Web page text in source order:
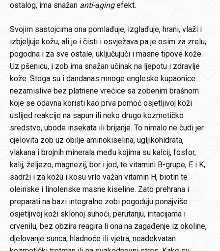
ostalog, ima snažan anti-agingefekt.
Svojim sastojcima ona pomlađuje, izglađuje, hrani, vlaži i
izbjeljuje kožu, ali je i čisti i osvježava pa je osim za zrelu,
pogodna i za sve ostale, uključujući i masne tipove kože.
Uz pšenicu, i zob ima snažan učinak na ljepotu i zdravlje
kože. Stoga su i dandanas mnoge engleske kupaonice
nezamislive bez platnene vrećice sa zobenim brašnom
koje se odavna koristi kao prva pomoć osjetljivoj koži
uslijed reakcije na sapun ili neko drugo kozmetičko
sredstvo, ubode insekata ili brijanje. To nimalo ne čudi jer
cjelovita zob uz obilje aminokiselina, ugljikohidrata,
vlakana i brojnih minerala među kojima su kalcij, fosfor,
kalij, željezo, magnezij, bor i jod, te vitamini B-grupe, E i K,
sadrži i za kožu i kosu vrlo važan vitamin H, biotin te
oleinske i linolenske masne kiseline. Zato prehrana i
preparati na bazi integralne zobi pogoduju ponajviše
osjetljivoj koži sklonoj suhoći, perutanju, iritacijama i
crvenilu, bez obzira reagira li ona na zagađenje iz okoline,
djelovanje sunca, hladnoće ili vjetra, neadekvatan